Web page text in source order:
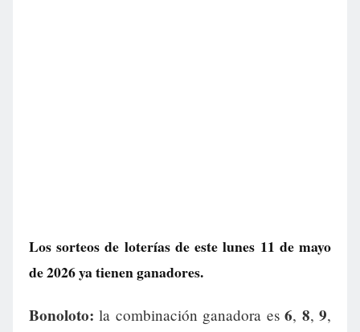
Los sorteos de loterías de este lunes 11 de mayo
de 2026 ya tienen ganadores.
Bonoloto: la combinación ganadora es6, 8,9,